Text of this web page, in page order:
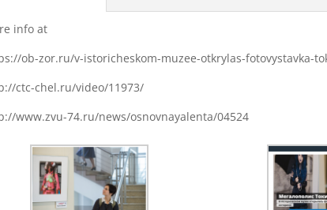
info at
ob-zor.ru/v-istoricheskom-muzee-otkrylas-fotovystavka-
ctc-chel.ru/video/11973/
www.zvu-74.ru/news/osnovnayalenta/04524